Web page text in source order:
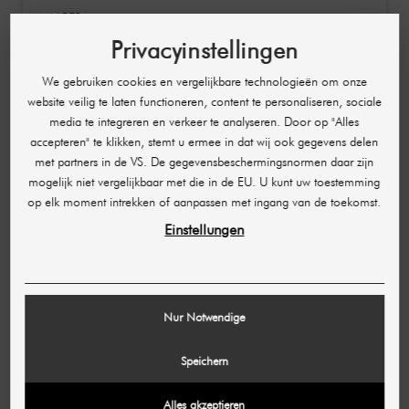
MANCERA
Intense Instant Crush Extrait de Parfum / Sensuele
donkere unisex geur met leer en roos 120 ml
€ 151,50 € 177,94
(1.262,50 € / L)
-€ 16,27
NIET OP VOORRAAD
Privacyinstellingen
We gebruiken cookies en vergelijkbare technologieën om onze
website veilig te laten functioneren, content te personaliseren, sociale
media te integreren en verkeer te analyseren. Door op "Alles
accepteren" te klikken, stemt u ermee in dat wij ook gegevens delen
met partners in de VS. De gegevensbeschermingsnormen daar zijn
mogelijk niet vergelijkbaar met die in de EU. U kunt uw toestemming
op elk moment intrekken of aanpassen met ingang van de toekomst.
Einstellungen
Nur Notwendige
Speichern
Alles akzeptieren